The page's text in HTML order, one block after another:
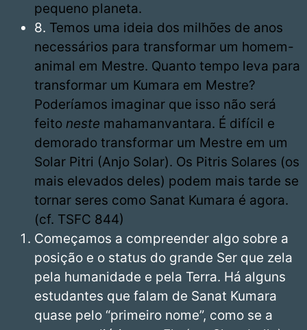
pequeno planeta.
8. Temos uma ideia dos milhões de anos
necessários para transformar um homem-
animal em Mestre. Quanto tempo leva para
transformar um Kumara em Mestre?
Poderíamos imaginar que isso não será
feito neste mahamanvantara. É difícil e
demorado transformar um Mestre em um
Solar Pitri (Anjo Solar). Os Pitris Solares (os
mais elevados deles) podem mais tarde se
tornar seres como Sanat Kumara é agora.
(cf. TSFC 844)
Começamos a compreender algo sobre a
posição e o status do grande Ser que zela
pela humanidade e pela Terra. Há alguns
estudantes que falam de Sanat Kumara
quase pelo “primeiro nome”, como se a